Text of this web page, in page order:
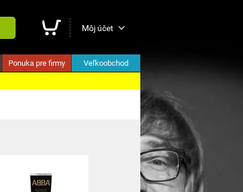
Môj účet
Ponuka pre firmy Veľkoobchod